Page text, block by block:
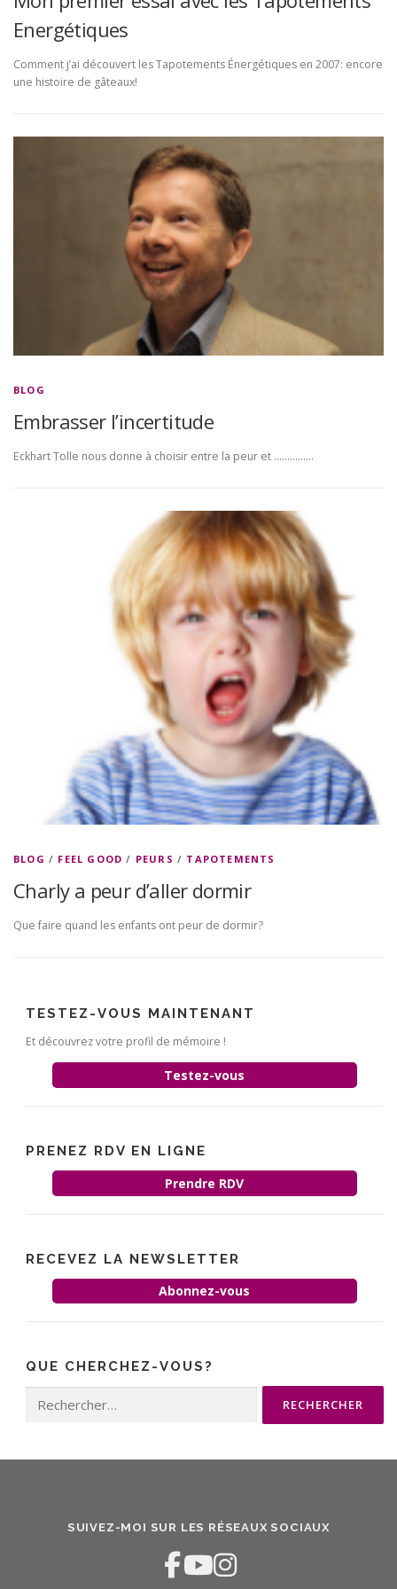
Energétiques
Comment j’ai découvert les Tapotements Énergétiques en 2007: encore
une histoire de gâteaux!
BLOG
Embrasser l’incertitude
Eckhart Tolle nous donne à choisir entre la peur et ……………
BLOG / FEEL GOOD / PEURS / TAPOTEMENTS
Charly a peur d’aller dormir
Que faire quand les enfants ont peur de dormir?
TESTEZ-VOUS MAINTENANT
Et découvrez votre profil de mémoire !
Testez-vous
PRENEZ RDV EN LIGNE
Prendre RDV
RECEVEZ LA NEWSLETTER
Abonnez-vous
QUE CHERCHEZ-VOUS?
SUIVEZ-MOI SUR LES RÉSEAUX SOCIAUX